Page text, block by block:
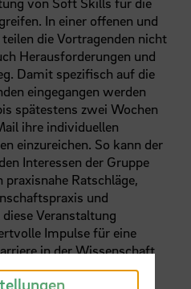
In einer offenen und
die Vortragenden nicht
Herausforderungen und
Damit spezifisch auf die
eingegangen werden
spätestens zwei Wochen
ihre individuellen
einzureichen. So kann der
Interessen der Gruppe
Ratschläge,
und
Veranstaltung
Impulse für eine
in der Wissenschaft